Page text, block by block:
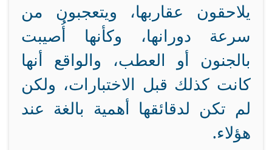
يلاحقون عقاربها، ويتعجبون من
سرعة دورانها، وكأنها أُصيبت
بالجنون أو العطب، والواقع أنها
كانت كذلك قبل الاختبارات، ولكن
لم تكن لدقائقها أهمية بالغة عند
هؤلاء.